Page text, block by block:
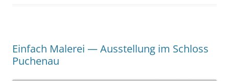
Einfach Malerei — Ausstellung im Schloss
Puchenau